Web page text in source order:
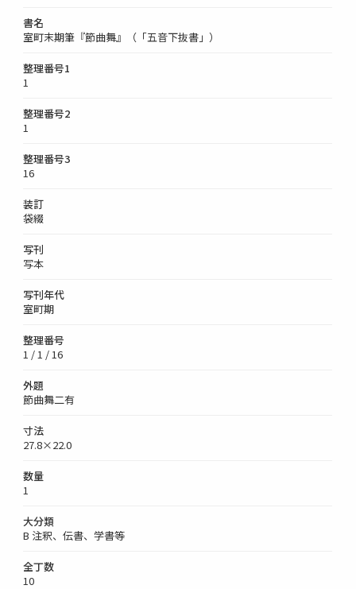
書名
室町末期筆『節曲舞』（「五音下抜書」）
整理番号1
1
整理番号2
1
整理番号3
16
装訂
袋綴
写刊
写本
写刊年代
室町期
整理番号
1 / 1 / 16
外題
節曲舞二有
寸法
27.8×22.0
数量
1
大分類
B 注釈、伝書、学書等
全丁数
10